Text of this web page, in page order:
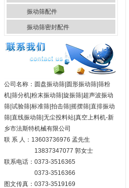
振动筛配件
振动筛密封配件
公司名称：圆盘振动筛|圆形振动筛|筛粉
机|筛分机|粉末振动筛|旋振筛|超声波振动
筛|试验筛|标准筛|拍击筛|摇摆筛|直排振动
筛|直线振动筛|无尘投料站|真空上料机-新
乡市法斯特机械有限公司
联 系 人：13603736976 孟先生
13837347077 郭女士
联系电话：0373-3516365
0373-3516366
图文传真：0373-3519169